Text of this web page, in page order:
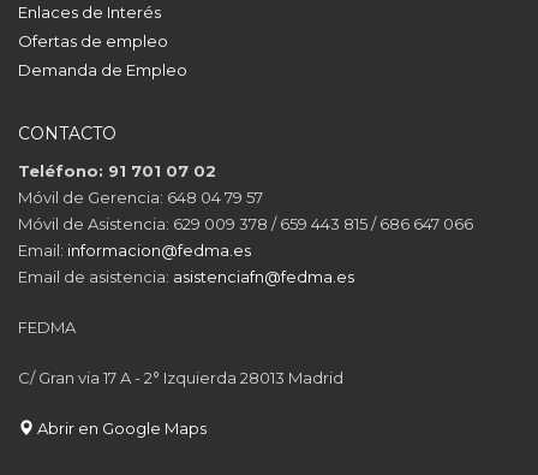
Enlaces de Interés
Ofertas de empleo
Demanda de Empleo
CONTACTO
Teléfono: 91 701 07 02
Móvil de Gerencia: 648 04 79 57
Móvil de Asistencia: 629 009 378 / 659 443 815 / 686 647 066
Email: informacion@fedma.es
Email de asistencia: asistenciafn@fedma.es
FEDMA
C/ Gran via 17 A - 2° Izquierda 28013 Madrid
Abrir en Google Maps